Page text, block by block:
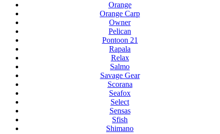
Orange
Orange Carp
Owner
Pelican
Pontoon 21
Rapala
Relax
Salmo
Savage Gear
Scorana
Seafox
Select
Sensas
Sfish
Shimano